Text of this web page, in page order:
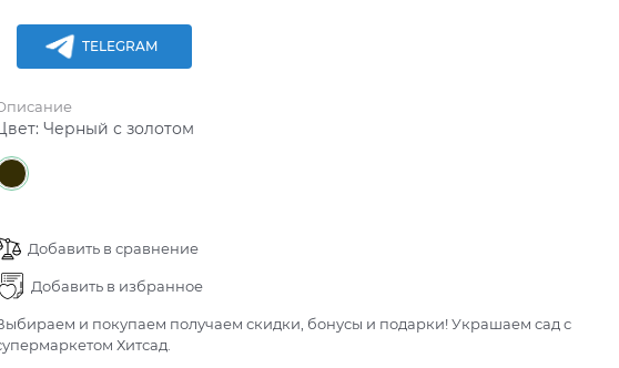
TELEGRAM
Черный с золотом
Добавить в сравнение
Добавить в избранное
и покупаем получаем скидки, бонусы и подарки! Украшаем сад с
Хитсад.